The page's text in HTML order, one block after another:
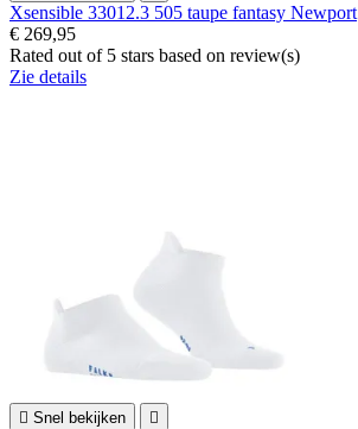
Xsensible 33012.3 505 taupe fantasy Newport
€ 269,95
Rated out of 5 stars based on review(s)
Zie details
 Snel bekijken 